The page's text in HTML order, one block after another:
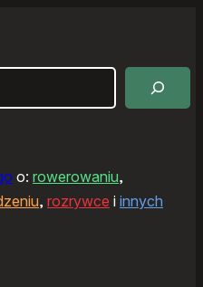
o: rowerowaniu,
, rozrywce i innych